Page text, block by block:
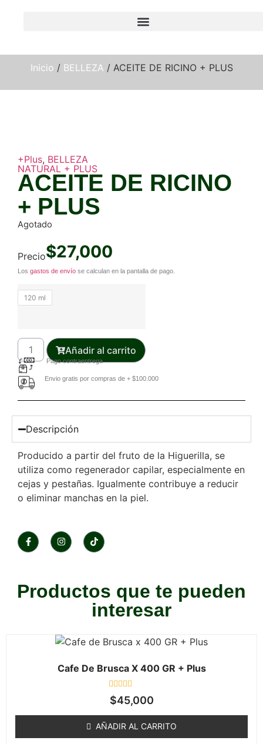
Inicio / BELLEZA / ACEITE DE RICINO + PLUS
+Plus, BELLEZA
NATURAL + PLUS
ACEITE DE RICINO
+ PLUS
Agotado
Precio$27,000
Los gastos de envío se calculan en la pantalla de pago.
120 ml
Añadir al carrito
Pago contraentrega
Envio gratis por compras de + $100.000
Descripción
Producido a partir del fruto de la Higuerilla, se
utiliza como regenerador capilar, especialmente en
cejas y pestañas. Igualmente contribuye a reducir
o eliminar manchas en la piel.
Productos que te pueden
interesar
Cafe De Brusca X 400 GR + Plus
Valorado
en
5
$45,000
AÑADIR AL CARRITO